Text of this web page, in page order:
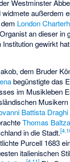
Westminster
widmete außerdem
London
an dieser in
Institution gewirkt
dem Bruder
begünstigte das
im Musikleben
Battista Draghi
Thomas
in die Stadt.[
Purcell 1683
italienischen